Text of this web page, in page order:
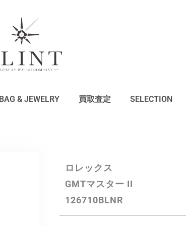
BAG & JEWELRY 買取査定 SELECTION
ロレックス
GMTマスター II
126710BLNR